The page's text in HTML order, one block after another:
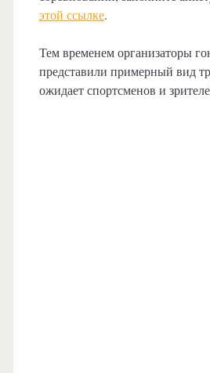
этой ссылке.
Тем временем организаторы
представили примерный вид
ожидает спортсменов и